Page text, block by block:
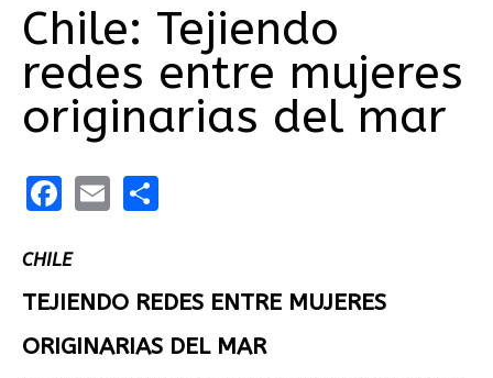
Chile: Tejiendo
redes entre mujeres
originarias del mar
Facebook
EmailShare
CHILE
TEJIENDO REDES ENTRE MUJERES
ORIGINARIAS DEL MAR